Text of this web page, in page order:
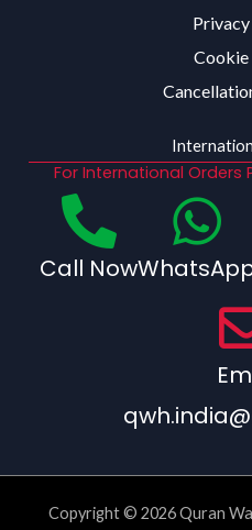
For International Orders
Call Now
Copyright © 2026 Quran